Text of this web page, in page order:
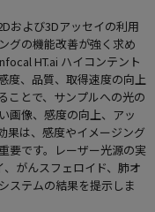
および3Dアッセイの利用
グの機能改善が強く求め
HT.ai ハイコンテント
度、品質、取得速度の向上
ことで、サンプルへの光の
画像、感度の向上、アッ
果は、感度やイメージング
要です。レーザー光源の実
がんスフェロイド、肺オ
ステムの結果を提示しま